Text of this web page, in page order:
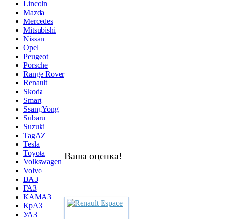
Lincoln
Mazda
Mercedes
Mitsubishi
Nissan
Opel
Peugeot
Porsche
Range Rover
Renault
Skoda
Smart
SsangYong
Subaru
Suzuki
TagAZ
Tesla
Toyota
Volkswagen
Volvo
ВАЗ
ГАЗ
КАМАЗ
КрАЗ
УАЗ
Ваша оценка!